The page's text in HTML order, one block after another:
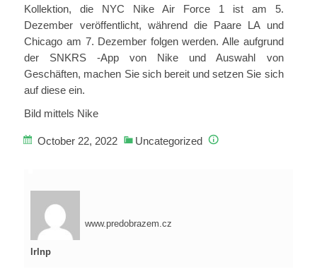
Kollektion, die NYC Nike Air Force 1 ist am 5.
Dezember veröffentlicht, während die Paare LA und
Chicago am 7. Dezember folgen werden. Alle aufgrund
der SNKRS -App von Nike und Auswahl von
Geschäften, machen Sie sich bereit und setzen Sie sich
auf diese ein.
Bild mittels Nike
October 22, 2022 Uncategorized
lrlnp
www.predobrazem.cz